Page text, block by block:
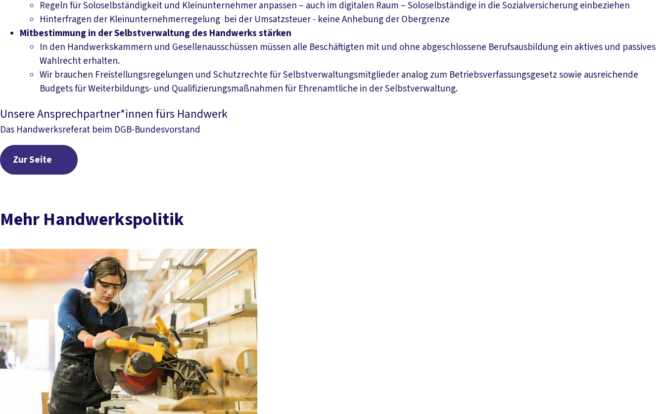
Regeln für Soloselbständigkeit und Kleinunternehmer anpassen – auch im digitalen Raum – Soloselbständige in die Sozialversicherung einbeziehen
Hinterfragen der Kleinunternehmerregelung bei der Umsatzsteuer - keine Anhebung der Obergrenze
Mitbestimmung in der Selbstverwaltung des Handwerks stärken
In den Handwerkskammern und Gesellenausschüssen müssen alle Beschäftigten mit und ohne abgeschlossene Berufsausbildung ein aktives und passives
Wahlrecht erhalten.
Wir brauchen Freistellungsregelungen und Schutzrechte für Selbstverwaltungsmitglieder analog zum Betriebsverfassungsgesetz sowie ausreichende
Budgets für Weiterbildungs- und Qualifizierungsmaßnahmen für Ehrenamtliche in der Selbstverwaltung.
Unsere Ansprechpartner*innen fürs Handwerk
Das Handwerksreferat beim DGB-Bundesvorstand
Zur Seite
Mehr Handwerkspolitik